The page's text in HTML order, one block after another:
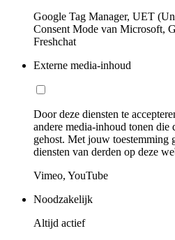
Google Tag Manager, UET
Consent Mode van Microsoft,
Freshchat
Externe media-inhoud
Door deze diensten te
andere media-inhoud tonen
gehost. Met jouw toestemming
diensten van derden op deze
Vimeo, YouTube
Noodzakelijk
Altijd actief